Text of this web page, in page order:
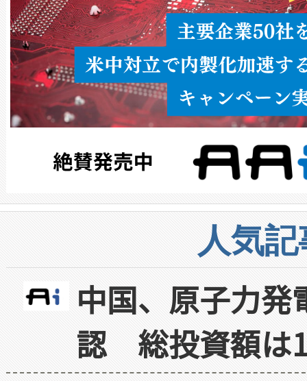
人気
中国、原子力
認 総投資額は